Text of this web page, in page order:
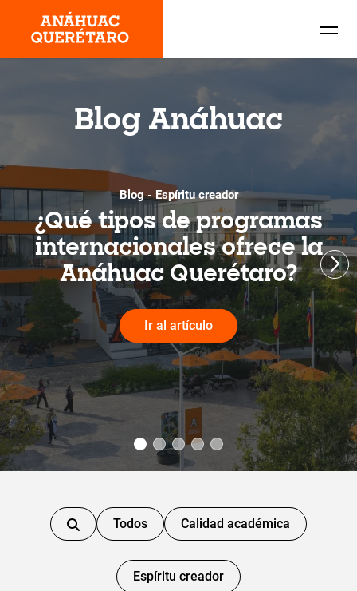
Blog Anáhuac
Blog - Espíritu creador
¿Qué tipos de programas
internacionales ofrece la
Anáhuac Querétaro?
Ir al artículo
Todos Calidad académica
Espíritu creador